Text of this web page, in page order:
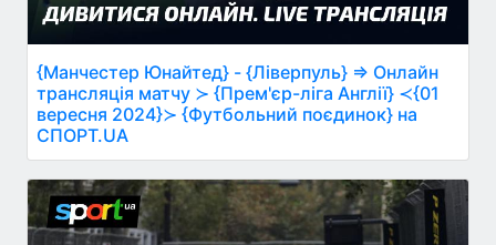
{Манчестер Юнайтед} - {Ліверпуль} ⇒ Онлайн
трансляція матчу ≻ {Прем'єр-ліга Англії} ≺{01
вересня 2024}≻ {Футбольний поєдинок} на
СПОРТ.UA